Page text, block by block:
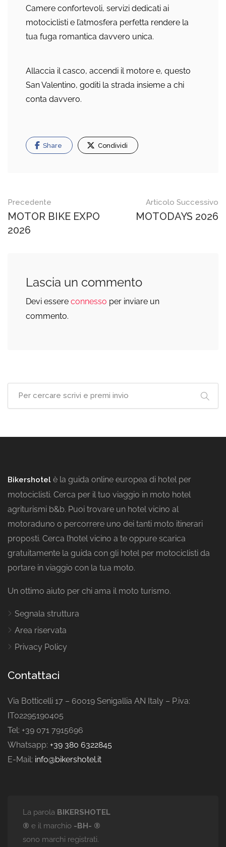
Camere confortevoli, servizi dedicati ai
motociclisti e l’atmosfera perfetta rendere la
tua fuga romantica davvero unica.
Allaccia il casco, accendi il motore e, questo
San Valentino, goditi la strada insieme a chi
conta davvero.
Share Condividi
Post
navigation
Precedente
MOTOR BIKE EXPO
2026
Articolo Successivo
MOTODAYS 2026
Lascia un commento
Devi essere connesso per inviare un
commento.
Bikershotel è la guida online europea di hotel per
motociclisti. Cerca per il tuo viaggio in moto hotel
agriturismi b&b. Puoi trovare un hotel vicino al
motoraduno o percorrere uno dei tanti moto itinerari
proposti. Cerca l’hotel vicino a te oppure scarica
gratuitamente la guida con gli hotel per motociclisti da
portare in viaggio con la tua moto.
Un ottimo aiuto per chi ama il moto turismo.
Segnala struttura
Area riservata
Privacy Policy
Contattaci
Via Botticelli 17 – 60019 Senigallia AN Italy – P.iva:
IT02295190405
Tel: +39 071 7915696
Whatsapp: +39 380 6322845
E-Mail: info@bikershotel.it
La parola BIKERSHOTEL
® e il marchio -BH- ®
sono marchi registrati.